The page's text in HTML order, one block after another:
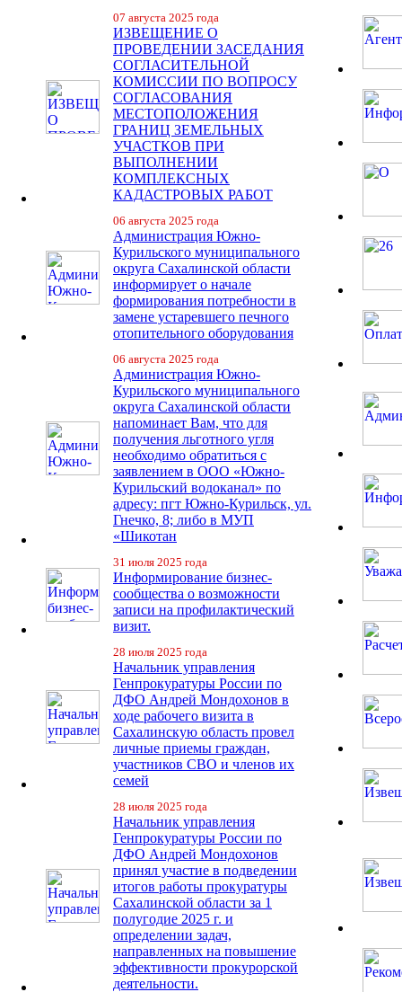
07 августа 2025 года
ИЗВЕЩЕНИЕ О
ПРОВЕДЕНИИ ЗАСЕДАНИЯ
СОГЛАСИТЕЛЬНОЙ
КОМИССИИ ПО ВОПРОСУ
СОГЛАСОВАНИЯ
МЕСТОПОЛОЖЕНИЯ
ГРАНИЦ ЗЕМЕЛЬНЫХ
УЧАСТКОВ ПРИ
ВЫПОЛНЕНИИ
КОМПЛЕКСНЫХ
КАДАСТРОВЫХ РАБОТ
06 августа 2025 года
Администрация Южно-
Курильского муниципального
округа Сахалинской области
информирует о начале
формирования потребности в
замене устаревшего печного
отопительного оборудования
06 августа 2025 года
Администрация Южно-
Курильского муниципального
округа Сахалинской области
напоминает Вам, что для
получения льготного угля
необходимо обратиться с
заявлением в ООО «Южно-
Курильский водоканал» по
адресу: пгт Южно-Курильск, ул.
Гнечко, 8; либо в МУП
«Шикотан
31 июля 2025 года
Информирование бизнес-
сообщества о возможности
записи на профилактический
визит.
28 июля 2025 года
Начальник управления
Генпрокуратуры России по
ДФО Андрей Мондохонов в
ходе рабочего визита в
Сахалинскую область провел
личные приемы граждан,
участников СВО и членов их
семей
28 июля 2025 года
Начальник управления
Генпрокуратуры России по
ДФО Андрей Мондохонов
принял участие в подведении
итогов работы прокуратуры
Сахалинской области за 1
полугодие 2025 г. и
определении задач,
направленных на повышение
эффективности прокурорской
деятельности.